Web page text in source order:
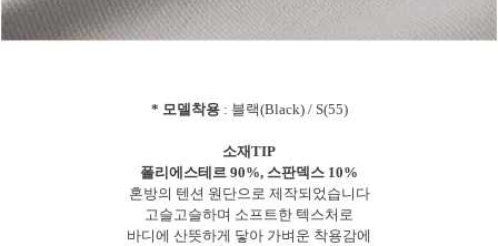
* 모델착용: 블랙(Black) / S(55)
소재TIP
폴리에스테르 90%, 스판덱스 10%
혼방의 텐션 원단으로 제작되었습니다
고슬고슬하며 소프트한 텍스처로
바디에 산뜻하게 닿아 가벼운 착용감에